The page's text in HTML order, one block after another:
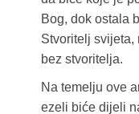
Bog, dok ostala
Stvoritelj svijeta,
bez stvoritelja.
Na temelju ove
ezeli biće dijeli